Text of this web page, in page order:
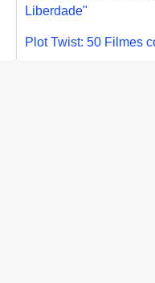
Liberdade"
Plot Twist: 50 Filmes